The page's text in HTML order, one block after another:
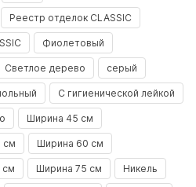
Реестр отделок CLASSIC
Фиолетовый
Светлое дерево серый
С гигиенической лейкой
Ширина 45 см
см Ширина 60 см
см Ширина 75 см Никель